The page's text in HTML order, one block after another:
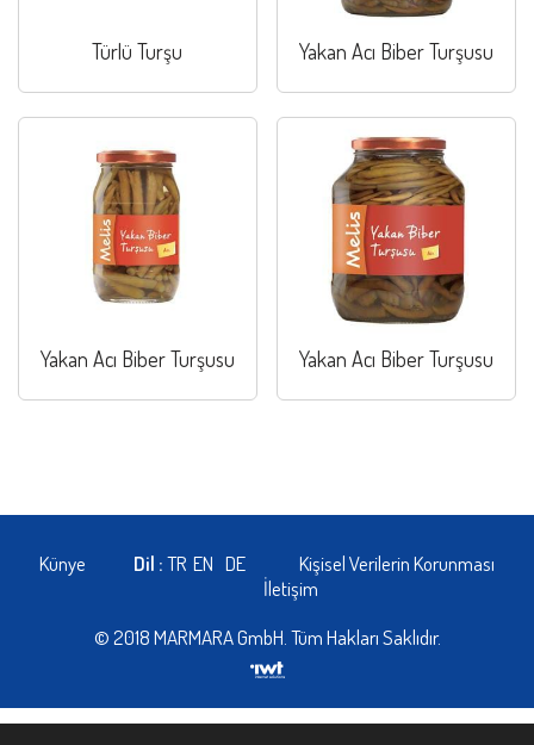
Türlü Turşu Yakan Acı Biber Turşusu
Yakan Acı Biber Turşusu Yakan Acı Biber Turşusu
Künye Dil :TR EN DE
Kişisel Verilerin Korunması
İletişim
© 2018 MARMARA GmbH. Tüm Hakları Saklıdır.